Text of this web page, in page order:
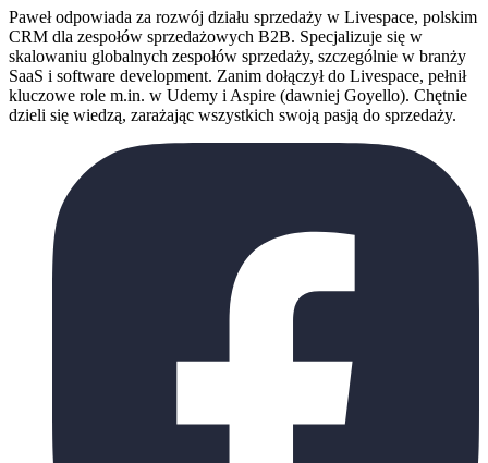
Paweł odpowiada za rozwój działu sprzedaży w Livespace, polskim
CRM dla zespołów sprzedażowych B2B. Specjalizuje się w
skalowaniu globalnych zespołów sprzedaży, szczególnie w branży
SaaS i software development. Zanim dołączył do Livespace, pełnił
kluczowe role m.in. w Udemy i Aspire (dawniej Goyello). Chętnie
dzieli się wiedzą, zarażając wszystkich swoją pasją do sprzedaży.